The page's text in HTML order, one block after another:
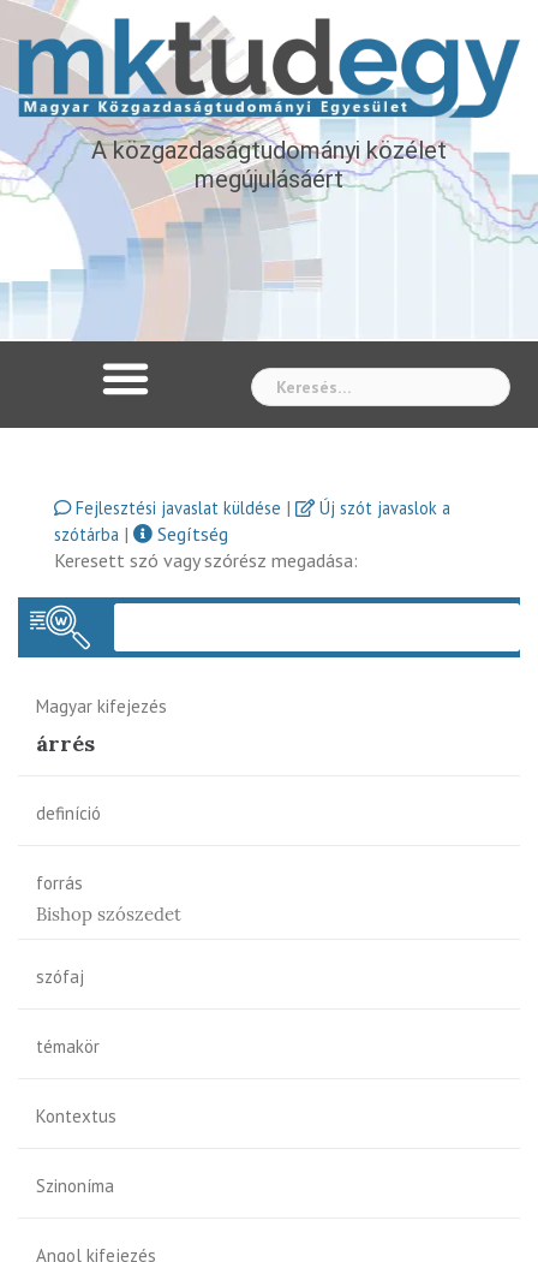
A közgazdaságtudományi közélet
megújulásáért
Fejlesztési javaslat küldése |
Új szót javaslok a
szótárba |
Segítség
Keresett szó vagy szórész megadása:
Magyar kifejezés
árrés
definíció
forrás
Bishop szószedet
szófaj
témakör
Kontextus
Szinoníma
Angol kifejezés